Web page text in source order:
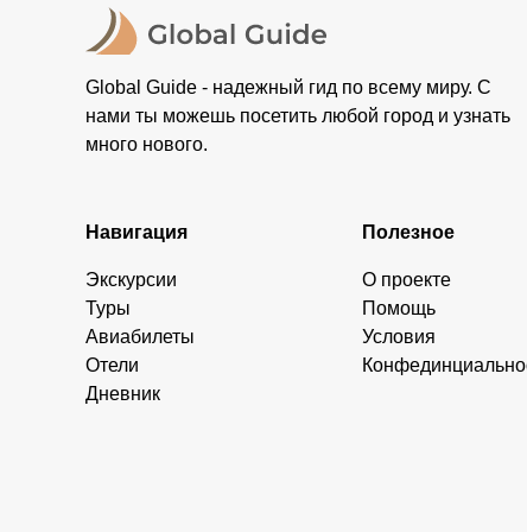
Global Guide - надежный гид по всему миру. С
нами ты можешь посетить любой город и узнать
много нового.
Навигация
Экскурсии
Туры
Авиабилеты
Отели
Дневник
Полезное
О проекте
Помощь
Условия